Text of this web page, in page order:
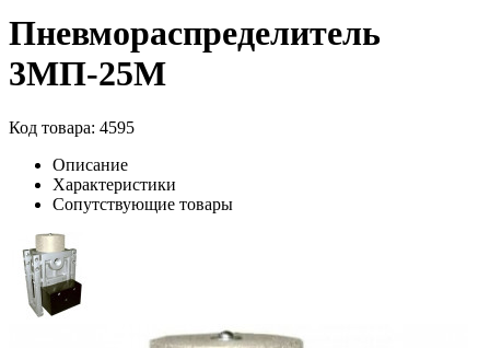
Пневмораспределитель
3МП-25М
Код товара: 4595
Описание
Характеристики
Сопутствующие товары